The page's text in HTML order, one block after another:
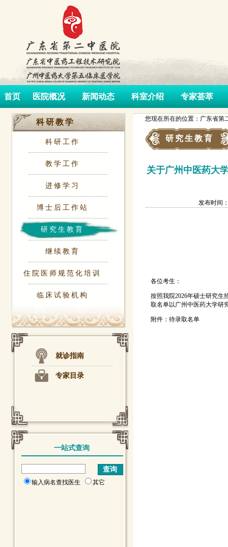
首页 医院概况 新闻动态 科室介绍 专家荟萃
科研教学
科研工作
教学工作
进修学习
博士后工作站
研究生教育
继续教育
住院医师规范化培训
临床试验机构
就诊指南
专家目录
一站式查询
输入病名查找医生 其它
您现在所在的位置：广东省第
研究生教育
关于广州中医药大
发布时间
各位考生：
按照我院2026年硕士研究生
取名单以广州中医药大学研
附件：待录取名单